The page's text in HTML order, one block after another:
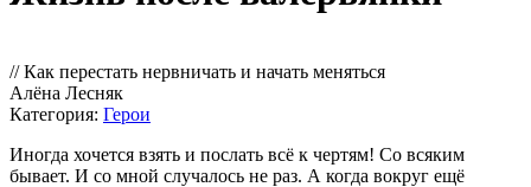
// Как перестать нервничать и начать меняться
Алёна Лесняк
Категория: Герои
Иногда хочется взять и послать всё к чертям! Со всяким
бывает. И со мной случалось не раз. А когда вокруг ещё